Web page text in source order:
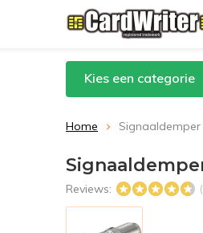
Kies een categorie
Home
Reviews: